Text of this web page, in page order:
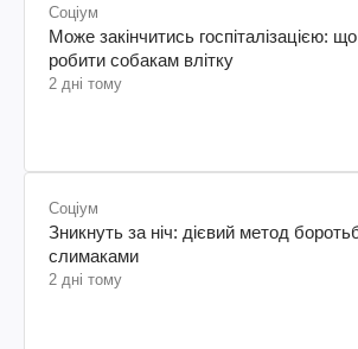
Соціум
Може закінчитись госпіталізацією:
робити собакам влітку
2 дні тому
Соціум
Зникнуть за ніч: дієвий метод
слимаками
2 дні тому